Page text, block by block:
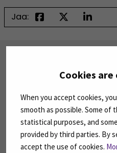
Cookies
When you accept cookies,
smooth as possible. Some of
statistical purposes, and
provided by third parties. By
accept the use of cookies.
Jaa:
SEAMK tuottaa
ajankohtaisista
asioista.
TILAA